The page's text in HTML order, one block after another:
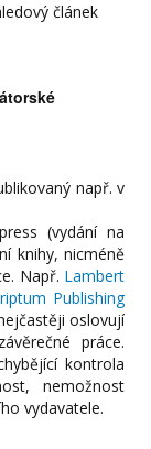
článek
např. v
(vydání na
knihy, nicméně
Např. Lambert
Publishing
oslovují
práce.
kontrola
nemožnost
vydavatele.